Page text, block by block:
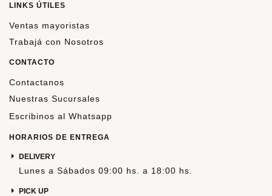
LINKS ÚTILES
Ventas mayoristas
Trabajá con Nosotros
CONTACTO
Contactanos
Nuestras Sucursales
Escribinos al Whatsapp
HORARIOS DE ENTREGA
DELIVERY
Lunes a Sábados 09:00 hs. a 18:00 hs.
PICK UP